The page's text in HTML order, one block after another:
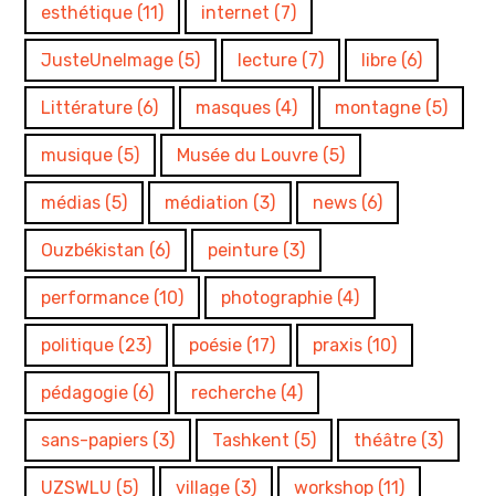
esthétique (11) internet (7)
JusteUneImage (5) lecture (7) libre (6)
Littérature (6) masques (4) montagne (5)
musique (5) Musée du Louvre (5)
médias (5) médiation (3) news (6)
Ouzbékistan (6) peinture (3)
performance (10) photographie (4)
politique (23) poésie (17) praxis (10)
pédagogie (6) recherche (4)
sans-papiers (3) Tashkent (5) théâtre (3)
UZSWLU (5) village (3) workshop (11)